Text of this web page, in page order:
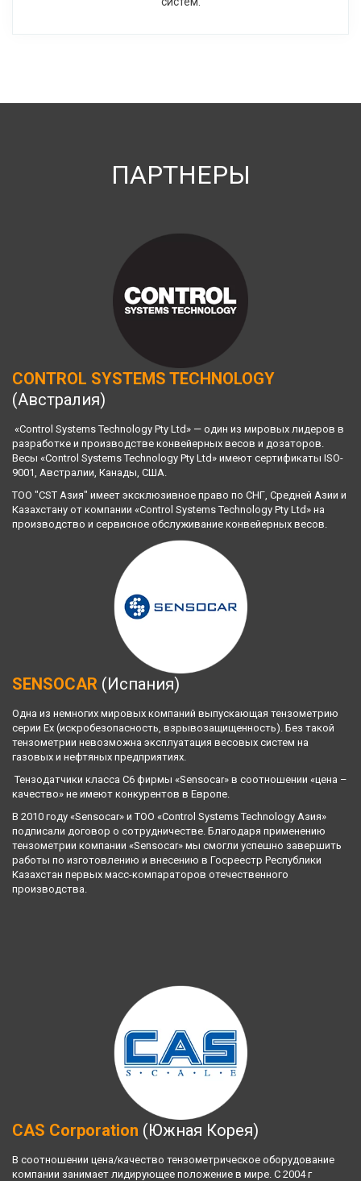
ПАРТНЕРЫ
CONTROL SYSTEMS TECHNOLOGY
(Австралия)
«Control Systems Technology Pty Ltd» — один из мировых лидеров в
разработке и производстве конвейерных весов и дозаторов.
Весы «Control Systems Technology Pty Ltd» имеют сертификаты ISO-
9001, Австралии, Канады, США.
ТОО "CST Азия" имеет эксклюзивное право по СНГ, Средней Азии и
Казахстану от компании «Control Systems Technology Pty Ltd» на
производство и сервисное обслуживание конвейерных весов.
SENSOCAR (Испания)
Одна из немногих мировых компаний выпускающая тензометрию
серии Ех (искробезопасность, взрывозащищенность). Без такой
тензометрии невозможна эксплуатация весовых систем на
газовых и нефтяных предприятиях.
Тензодатчики класса С6 фирмы «Sensocar» в соотношении «цена –
качество» не имеют конкурентов в Европе.
В 2010 году «Sensocar» и ТОО «Control Systems Technology Азия»
подписали договор о сотрудничестве. Благодаря применению
тензометрии компании «Sensocar» мы смогли успешно завершить
работы по изготовлению и внесению в Госреестр Республики
Казахстан первых масс-компараторов отечественного
производства.
CAS Corporation (Южная Корея)
В соотношении цена/качество тензометрическое оборудование
компании занимает лидирующее положение в мире. С 2004 г